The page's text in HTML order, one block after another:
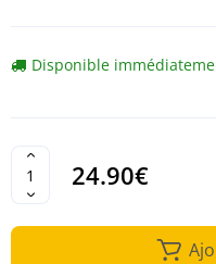
Disponible
24.90€